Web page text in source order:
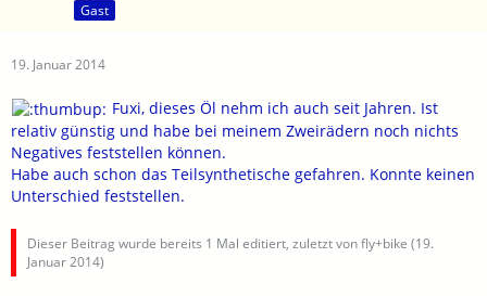
Gast
19. Januar 2014
Fuxi, dieses Öl nehm ich auch seit Jahren. Ist
relativ günstig und habe bei meinem Zweirädern noch nichts
Negatives feststellen können.
Habe auch schon das Teilsynthetische gefahren. Konnte keinen
Unterschied feststellen.
Dieser Beitrag wurde bereits 1 Mal editiert, zuletzt von fly+bike (19.
Januar 2014)